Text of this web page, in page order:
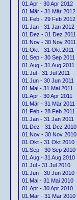
01.Apr - 30 Apr 2012
01.Mär - 31 Mär 2012
01.Feb - 29 Feb 2012
01.Jan - 31 Jan 2012
01.Dez - 31 Dez 2011
01.Nov - 30 Nov 2011
01.Okt - 31 Okt 2011
01.Sep - 30 Sep 2011
01.Aug - 31 Aug 2011
01.Jul - 31 Jul 2011
01.Jun - 30 Jun 2011
01.Mai - 31 Mai 2011
01.Apr - 30 Apr 2011
01.Mär - 31 Mär 2011
01.Feb - 28 Feb 2011
01.Jan - 31 Jan 2011
01.Dez - 31 Dez 2010
01.Nov - 30 Nov 2010
01.Okt - 31 Okt 2010
01.Sep - 30 Sep 2010
01.Aug - 31 Aug 2010
01.Jul - 31 Jul 2010
01.Jun - 30 Jun 2010
01.Mai - 31 Mai 2010
01.Apr - 30 Apr 2010
01.Mär - 31 Mär 2010